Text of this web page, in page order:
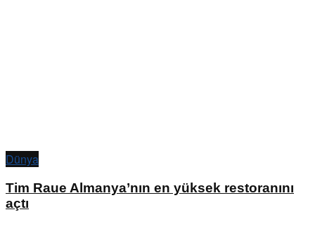
Dünya
Tim Raue Almanya’nın en yüksek restoranını
açtı